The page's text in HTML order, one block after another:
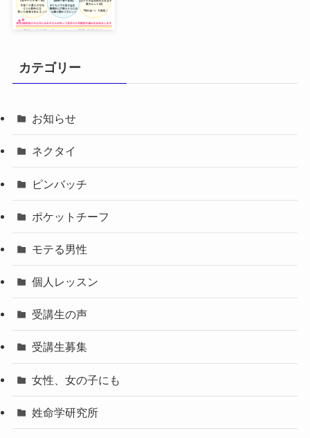
カテゴリー
お知らせ
ネクタイ
ピンバッチ
ポケットチーフ
モテる男性
個人レッスン
受講生の声
受講生募集
女性、女の子にも
姓命学研究所